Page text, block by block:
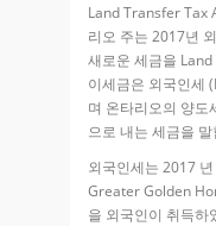
Land Transfer Tax
리오 주는 2017년
새로운 세금을
이세금은 외국인세
며 온타리오의 양
으로 내는 세금을 말
외국인세는 2017
Greater Golden
을 외국인이 취득하